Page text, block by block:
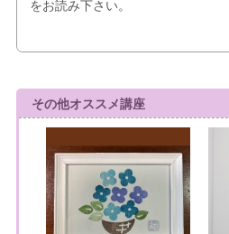
をお読み下さい。
その他オススメ講座